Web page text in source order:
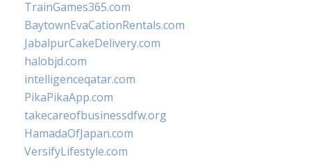
TrainGames365.com
BaytownEvaCationRentals.com
JabalpurCakeDelivery.com
halobjd.com
intelligenceqatar.com
PikaPikaApp.com
takecareofbusinessdfw.org
HamadaOfJapan.com
VersifyLifestyle.com